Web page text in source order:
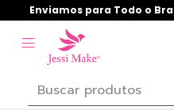
Enviamos para Todo o